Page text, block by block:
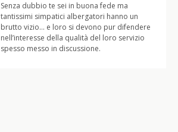
Senza dubbio te sei in buona fede ma
tantissimi simpatici albergatori hanno un
brutto vizio… e loro si devono pur difendere
nell’interesse della qualità del loro servizio
spesso messo in discussione.